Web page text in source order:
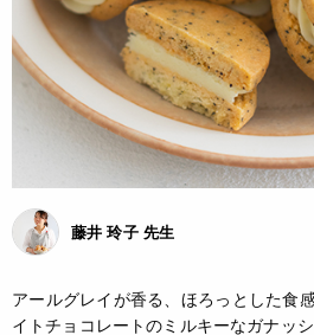
藤井 玲子 先生
アールグレイが香る、ほろっとした食
イトチョコレートのミルキーなガナッ